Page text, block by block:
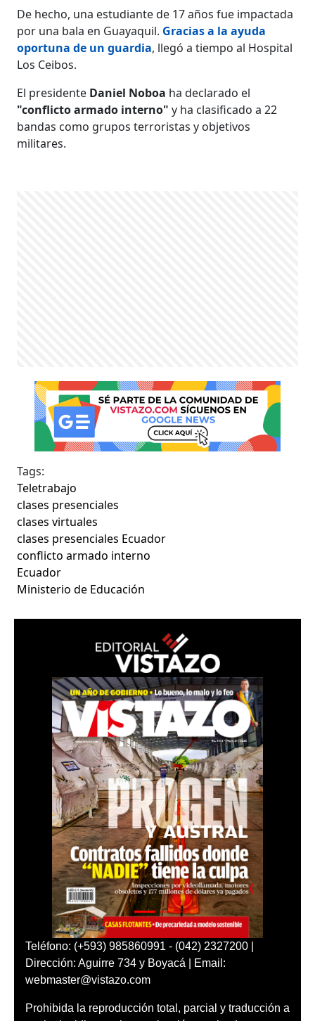
De hecho, una estudiante de 17 años fue impactada
por una bala en Guayaquil. Gracias a la ayuda
oportuna de un guardia, llegó a tiempo al Hospital
Los Ceibos.
El presidente Daniel Noboa ha declarado el
"conflicto armado interno" y ha clasificado a 22
bandas como grupos terroristas y objetivos
militares.
Tags:
Teletrabajo
clases presenciales
clases virtuales
clases presenciales Ecuador
conflicto armado interno
Ecuador
Ministerio de Educación
Teléfono: (+593) 985860991 - (042) 2327200 |
Dirección: Aguirre 734 y Boyacá | Email:
webmaster@vistazo.com
Prohibida la reproducción total, parcial y traducción a